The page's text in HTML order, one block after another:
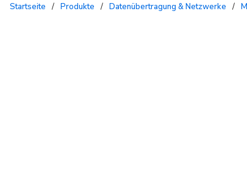
Startseite / Produkte / Datenübertragung & Netzwerke /